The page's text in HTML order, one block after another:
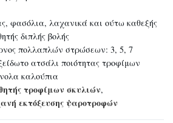
φασόλια, λαχανικά και ούτω καθεξής
διπλής βολής
πολλαπλών στρώσεων: 3, 5, 7
ατσάλι ποιότητας τροφίμων
καλούπια
τροφίμων σκυλιών,
εκτόξευσης ψαροτροφών